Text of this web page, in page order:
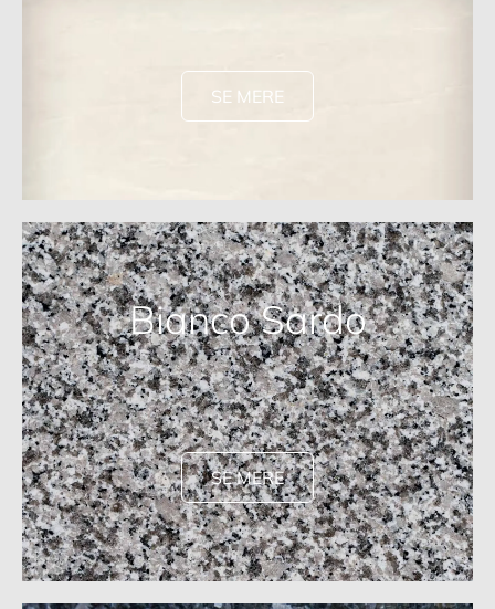
SE MERE
Bianco Sardo
SE MERE